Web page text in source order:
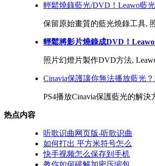
輕鬆燒錄藍光/DVD！Leawo藍
保留原始畫質的藍光燒錄工具,
輕鬆將影片燒錄成DVD！
照片幻燈片製作DVD方法,
Cinavia保護讓你無法播放藍光？
PS4播放Cinavia保護藍光的解
热点内容
听歌识曲网页版-听歌识曲
如何打出 平方米符号怎么
快手视频怎么保存到手机
教你如何破解加密压缩包